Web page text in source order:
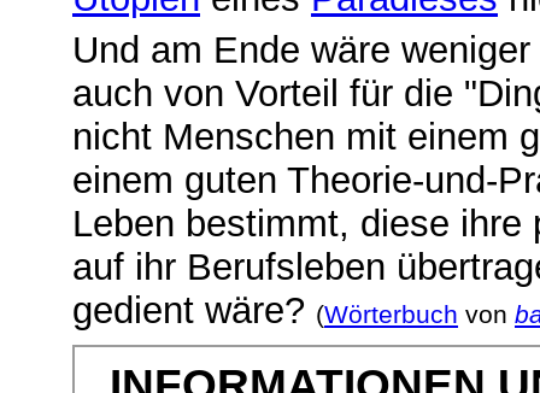
Und am Ende wäre
auch von Vorteil für die
nicht Menschen mit einem
einem guten Theorie-und-
Leben bestimmt, diese
auf ihr Berufsleben
gedient wäre? (Wörterbuch von